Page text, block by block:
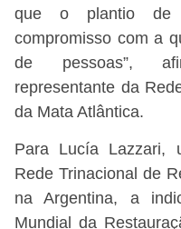
que o plantio de
compromisso com a
de pessoas”,
representante da
da Mata Atlântica.
Para Lucía Lazzari,
Rede Trinacional de
na Argentina, a
Mundial da